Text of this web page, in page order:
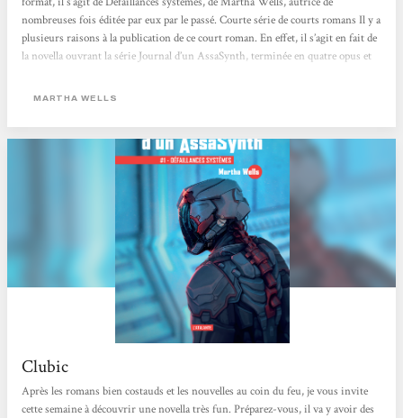
nombreuses fois éditée par eux par le passé. Courte série de courts romans Il y a
plusieurs raisons à la publication de ce court roman. En effet, il s’agit en fait de
la novella ouvrant la série Journal d’un AssaSynth, terminée en quatre opus et
prix Hugo 2018 de la meilleure novella, le prix Nebula 2018 de la meilleure
MARTHA WELLS
Clubic
Après les romans bien costauds et les nouvelles au coin du feu, je vous invite
cette semaine à découvrir une novella très fun. Préparez-vous, il va y avoir des